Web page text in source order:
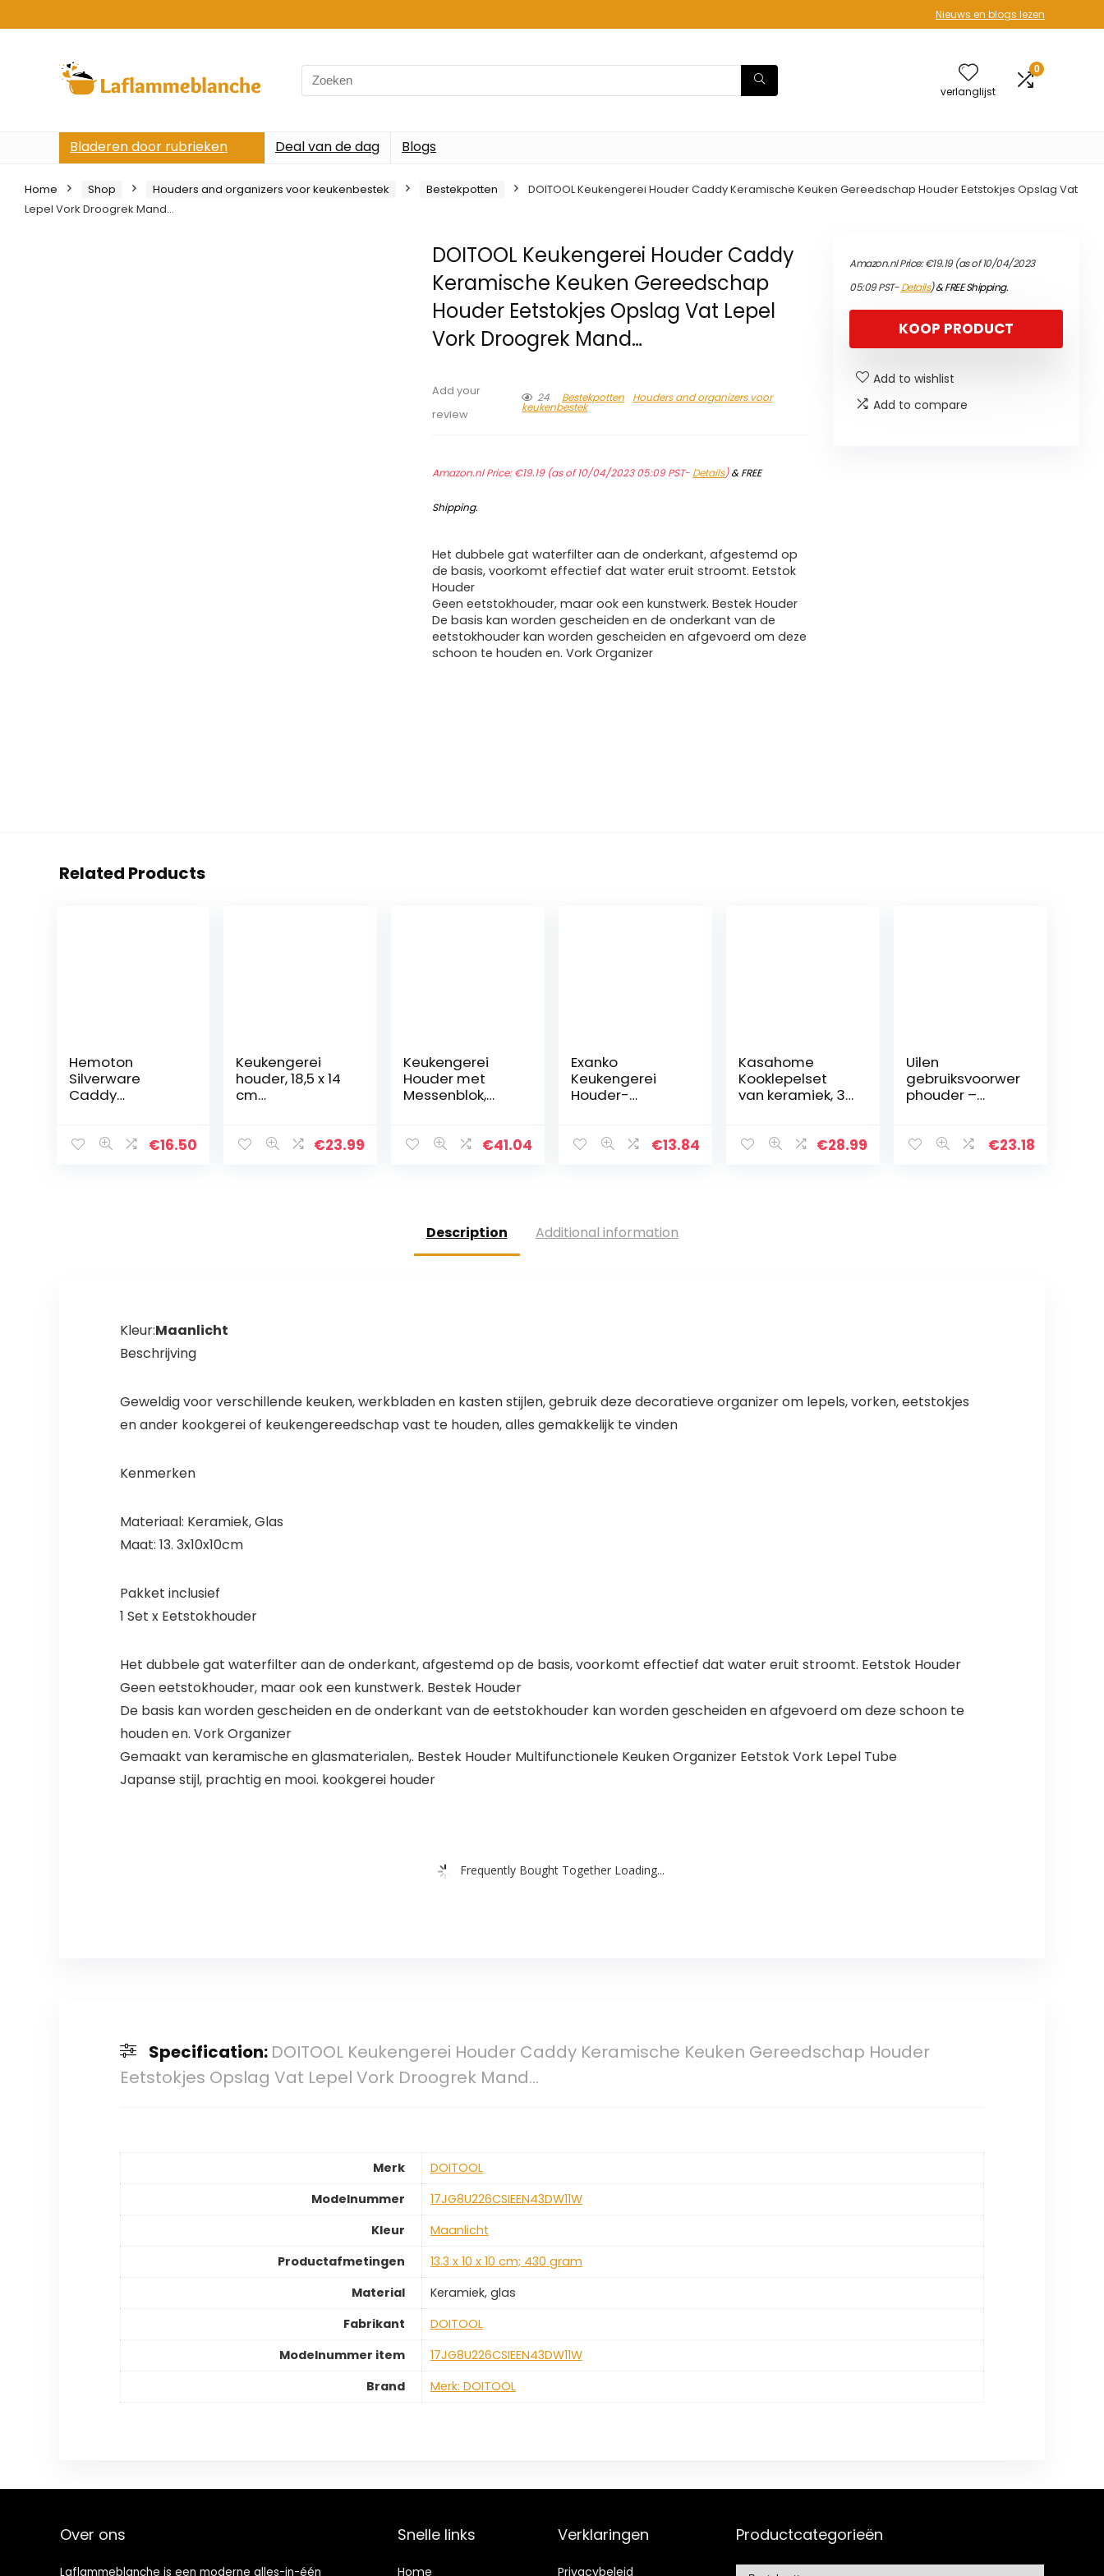
Nieuws en blogs lezen
Search
for:
verlanglijst
0
Bladeren door rubrieken Deal van de dag Blogs
Home Shop Houders and organizers voor keukenbestek Bestekpotten
DOITOOL Keukengerei Houder Caddy Keramische Keuken Gereedschap Houder Eetstokjes Opslag Vat
Lepel Vork Droogrek Mand…
DOITOOL Keukengerei Houder Caddy
Keramische Keuken Gereedschap
Houder Eetstokjes Opslag Vat Lepel
Vork Droogrek Mand…
Add your
review
24 Bestekpotten Houders and organizers voor
keukenbestek
Amazon.nl Price:€19.19(as of 10/04/2023 05:09 PST- Details)&FREE
Shipping.
Het dubbele gat waterfilter aan de onderkant, afgestemd op
de basis, voorkomt effectief dat water eruit stroomt. Eetstok
Houder
Geen eetstokhouder, maar ook een kunstwerk. Bestek Houder
De basis kan worden gescheiden en de onderkant van de
eetstokhouder kan worden gescheiden en afgevoerd om deze
schoon te houden en. Vork Organizer
Amazon.nl Price:€19.19(as of 10/04/2023
05:09 PST-Details)&FREE Shipping.
KOOP PRODUCT
Add to wishlist
Add to compare
Related Products
Hemoton
Silverware
Caddy
eetstokhouder
€16.50
Keukengerei
houder, 18,5 x 14
cm
kookgerei €23.99
Keukengerei
Houder met
Messenblok,
Eetstokjes €41.04
Exanko
Keukengerei
Houder-
Decor-Wit en
Keuken…
€13.84
Kasahome
Kooklepelset
van keramiek, 3
26 x 10 cm €28.99
Uilen
gebruiksvoorwer
phouder –
houder van
€23.18
Description Additional information
Kleur:Maanlicht
Beschrijving
Geweldig voor verschillende keuken, werkbladen en kasten stijlen, gebruik deze decoratieve organizer om lepels, vorken, eetstokjes
en ander kookgerei of keukengereedschap vast te houden, alles gemakkelijk te vinden
Kenmerken
Materiaal: Keramiek, Glas
Maat: 13. 3x10x10cm
Pakket inclusief
1 Set x Eetstokhouder
Het dubbele gat waterfilter aan de onderkant, afgestemd op de basis, voorkomt effectief dat water eruit stroomt. Eetstok Houder
Geen eetstokhouder, maar ook een kunstwerk. Bestek Houder
De basis kan worden gescheiden en de onderkant van de eetstokhouder kan worden gescheiden en afgevoerd om deze schoon te
houden en. Vork Organizer
Gemaakt van keramische en glasmaterialen,. Bestek Houder Multifunctionele Keuken Organizer Eetstok Vork Lepel Tube
Japanse stijl, prachtig en mooi. kookgerei houder
Frequently Bought Together Loading...
Specification: DOITOOL Keukengerei Houder Caddy Keramische Keuken Gereedschap Houder
Eetstokjes Opslag Vat Lepel Vork Droogrek Mand…
Merk
‎DOITOOL
Modelnummer
‎17JG8U226CSIEEN43DW11W
Kleur
‎Maanlicht
Productafmetingen
‎13.3 x 10 x 10 cm; 430 gram
Material
‎Keramiek, glas
Fabrikant
‎DOITOOL
Modelnummer item
‎17JG8U226CSIEEN43DW11W
Brand
Merk: DOITOOL
Over ons
Laflammeblanche is een moderne alles-in-één
Snelle links
Home
Verklaringen
Privacybeleid
Productcategorieën